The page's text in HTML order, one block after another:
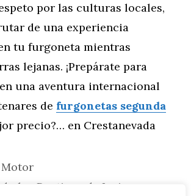
por las culturas locales,
de una experiencia
tu furgoneta mientras
lejanas. ¡Prepárate para
una aventura internacional
de furgonetas segunda
precio?… en Crestanevada
Motor
los Destinos de Invierno